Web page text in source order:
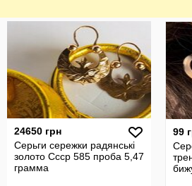
24650 грн
Серьги сережки радянські
золото Ссср 585 проба 5,47
грамма
99